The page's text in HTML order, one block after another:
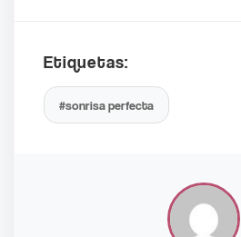
Etiquetas:
#sonrisa perfecta